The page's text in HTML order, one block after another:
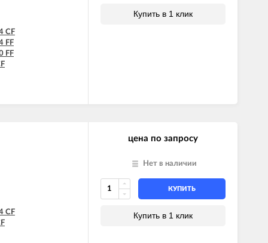
CF
FF
FF
Купить в 1 клик
CF
цена по запросу
Нет в наличии
КУПИТЬ
Купить в 1 клик